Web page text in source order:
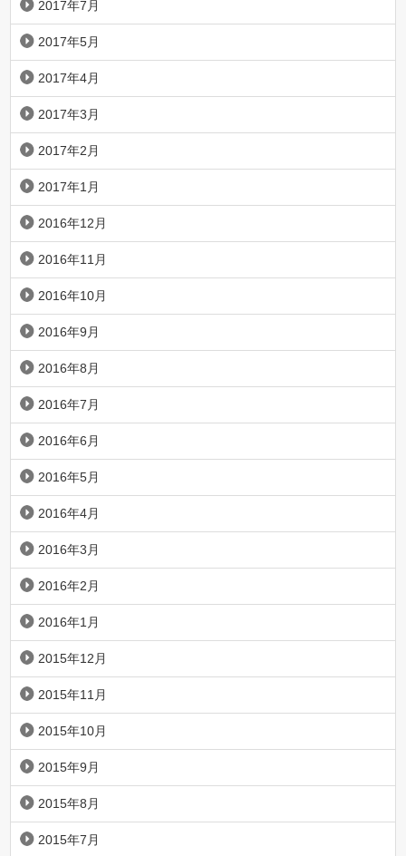
2017年7月
2017年5月
2017年4月
2017年3月
2017年2月
2017年1月
2016年12月
2016年11月
2016年10月
2016年9月
2016年8月
2016年7月
2016年6月
2016年5月
2016年4月
2016年3月
2016年2月
2016年1月
2015年12月
2015年11月
2015年10月
2015年9月
2015年8月
2015年7月